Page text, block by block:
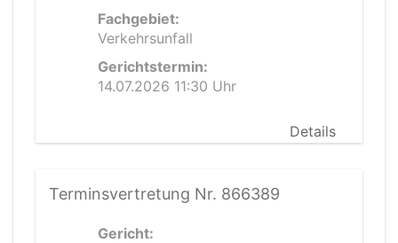
Fachgebiet:
Verkehrsunfall
Gerichtstermin:
14.07.2026 11:30 Uhr
Details
Terminsvertretung Nr. 866389
Gericht: